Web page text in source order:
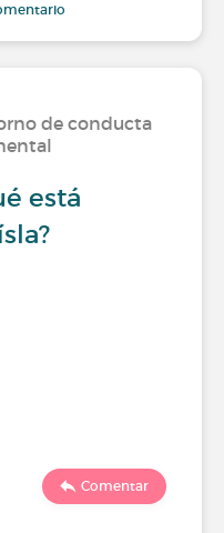
de conducta
está
Comentar